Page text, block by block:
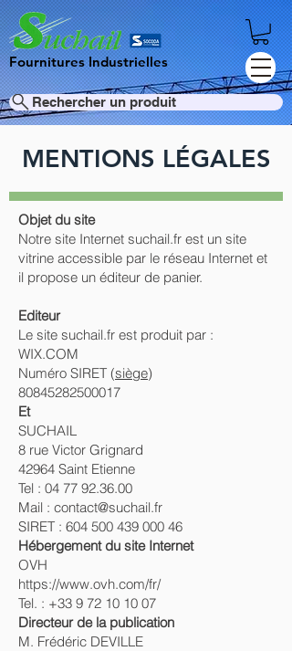
Fournitures Industrielles
Rechercher un produit
MENTIONS LÉGALES
Objet du site
Notre site Internet suchail.fr est un site
vitrine accessible par le réseau Internet et
il propose un éditeur de panier.
Editeur
Le site suchail.fr est produit par :
WIX.COM
Numéro SIRET (siège)
80845282500017
Et
SUCHAIL
8 rue Victor Grignard
42964 Saint Etienne
Tel : 04 77 92.36.00
Mail : contact@suchail.fr
SIRET : 604 500 439 000 46
Hébergement du site Internet
OVH
https://www.ovh.com/fr/
Tel. : +33 9 72 10 10 07
Directeur de la publication
M. Frédéric DEVILLE